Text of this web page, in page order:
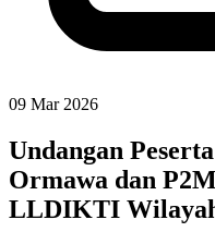
09 Mar 2026
Undangan
Ormawa dan
LLDIKTI